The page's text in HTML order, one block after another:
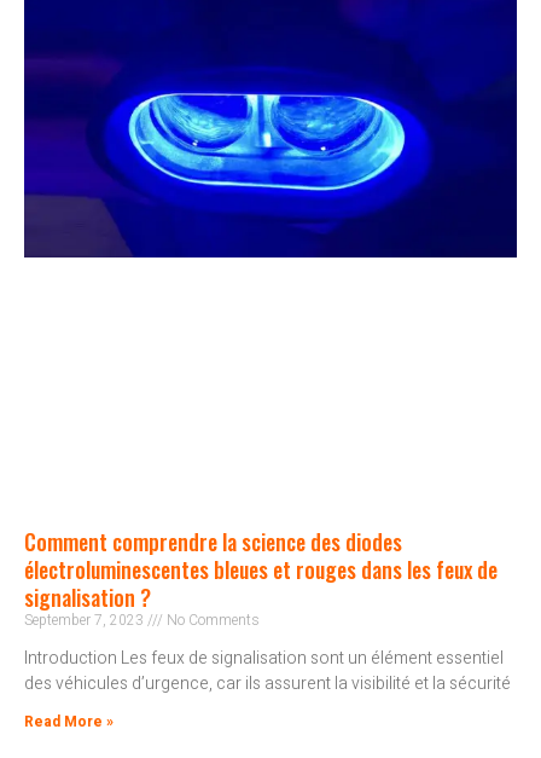
Comment comprendre la science des diodes
électroluminescentes bleues et rouges dans les feux de
signalisation ?
September 7, 2023 No Comments
Introduction Les feux de signalisation sont un élément essentiel
des véhicules d’urgence, car ils assurent la visibilité et la sécurité
Read More »